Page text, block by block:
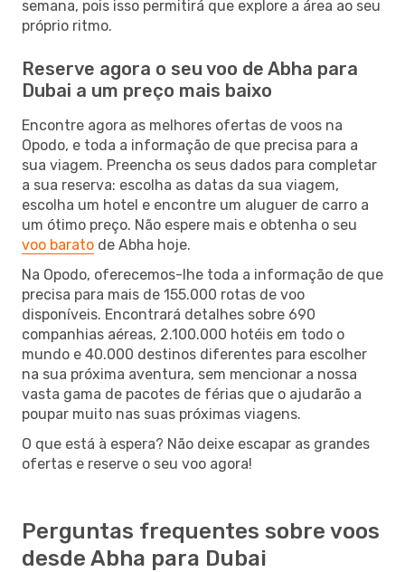
semana, pois isso permitirá que explore a área ao seu
próprio ritmo.
Reserve agora o seu voo de Abha para
Dubai a um preço mais baixo
Encontre agora as melhores ofertas de voos na
Opodo, e toda a informação de que precisa para a
sua viagem. Preencha os seus dados para completar
a sua reserva: escolha as datas da sua viagem,
escolha um hotel e encontre um aluguer de carro a
um ótimo preço. Não espere mais e obtenha o seu
voo barato de Abha hoje.
Na Opodo, oferecemos-lhe toda a informação de que
precisa para mais de 155.000 rotas de voo
disponíveis. Encontrará detalhes sobre 690
companhias aéreas, 2.100.000 hotéis em todo o
mundo e 40.000 destinos diferentes para escolher
na sua próxima aventura, sem mencionar a nossa
vasta gama de pacotes de férias que o ajudarão a
poupar muito nas suas próximas viagens.
O que está à espera? Não deixe escapar as grandes
ofertas e reserve o seu voo agora!
Perguntas frequentes sobre voos
desde Abha para Dubai